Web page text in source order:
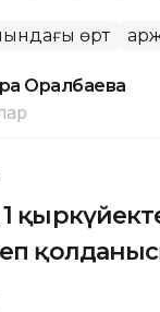
өрт
Оралбаева